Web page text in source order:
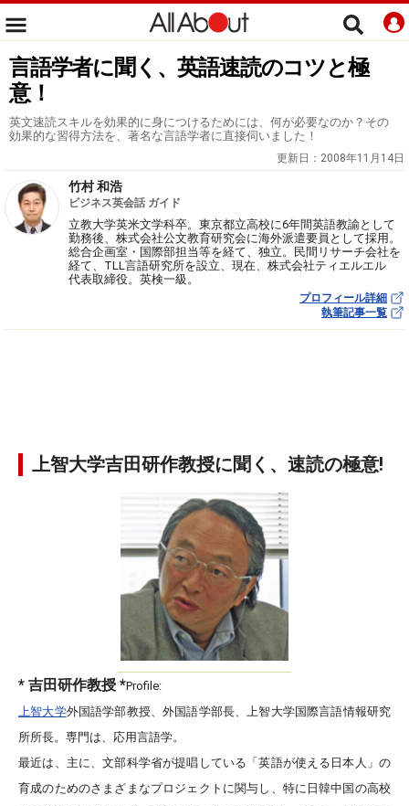
言語学者に聞く、英語速読のコツと極
意！
英文速読スキルを効果的に身につけるためには、何が必要なのか？その
効果的な習得方法を、著名な言語学者に直接伺いました！
更新日： 2008年11月14日
竹村 和浩
ビジネス英会話 ガイド
立教大学英米文学科卒。東京都立高校に6年間英語教諭として
勤務後、株式会社公文教育研究会に海外派遣要員として採用。
総合企画室・国際部担当等を経て、独立。民間リサーチ会社を
経て、TLL言語研究所を設立、現在、株式会社ティエルエル
代表取締役。英検一級。
プロフィール詳細
執筆記事一覧
上智大学吉田研作教授に聞く、速読の極意!
* 吉田研作教授 *Profile:
上智大学外国語学部教授、外国語学部長、上智大学国際言語情報研究
所所長。専門は、応用言語学。
最近は、主に、文部科学省が提唱している「英語が使える日本人」の
育成のためのさまざまなプロジェクトに関与し、特に日韓中国の高校